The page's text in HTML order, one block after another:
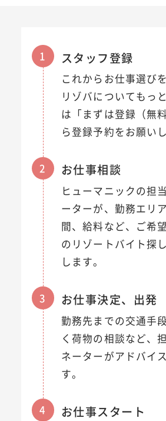
1 スタッフ登録
これからお仕事選び
リゾバについてもっ
は「まずは登録（無
ら登録予約をお願い
2 お仕事相談
ヒューマニックの担
ーターが、勤務エリ
間、給料など、ご希
のリゾートバイト探
します。
3 お仕事決定、出発
勤務先までの交通手
く荷物の相談など、
ネーターがアドバイ
す。
4 お仕事スタート